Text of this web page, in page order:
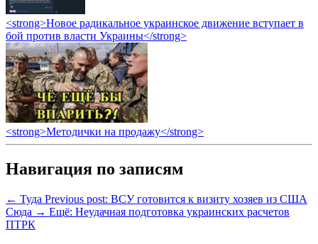
<strong>Новое радикальное украинское движение вступает в
бой против власти Украины</strong>
<strong>Методички на продажу</strong>
Навигация по записям
← Туда Previous post: ВСУ готовится к визиту хозяев из США
Сюда → Ещё: Неудачная подготовка украинских расчетов
ПТРК